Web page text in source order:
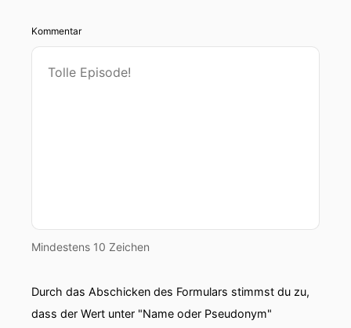
Kommentar
Mindestens 10 Zeichen
Durch das Abschicken des Formulars stimmst du zu,
dass der Wert unter "Name oder Pseudonym"